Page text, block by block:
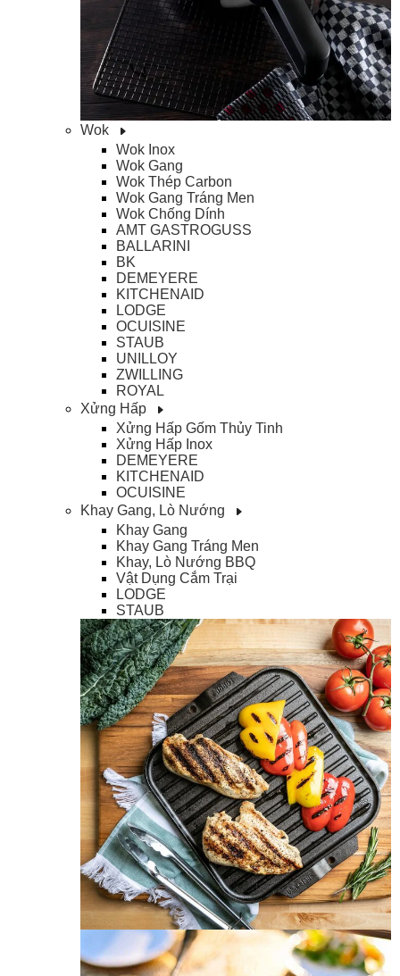
Wok
Wok Inox
Wok Gang
Wok Thép Carbon
Wok Gang Tráng Men
Wok Chống Dính
AMT GASTROGUSS
BALLARINI
BK
DEMEYERE
KITCHENAID
LODGE
OCUISINE
STAUB
UNILLOY
ZWILLING
ROYAL
Xửng Hấp
Xửng Hấp Gốm Thủy Tinh
Xửng Hấp Inox
DEMEYERE
KITCHENAID
OCUISINE
Khay Gang, Lò Nướng
Khay Gang
Khay Gang Tráng Men
Khay, Lò Nướng BBQ
Vật Dụng Cắm Trại
LODGE
STAUB